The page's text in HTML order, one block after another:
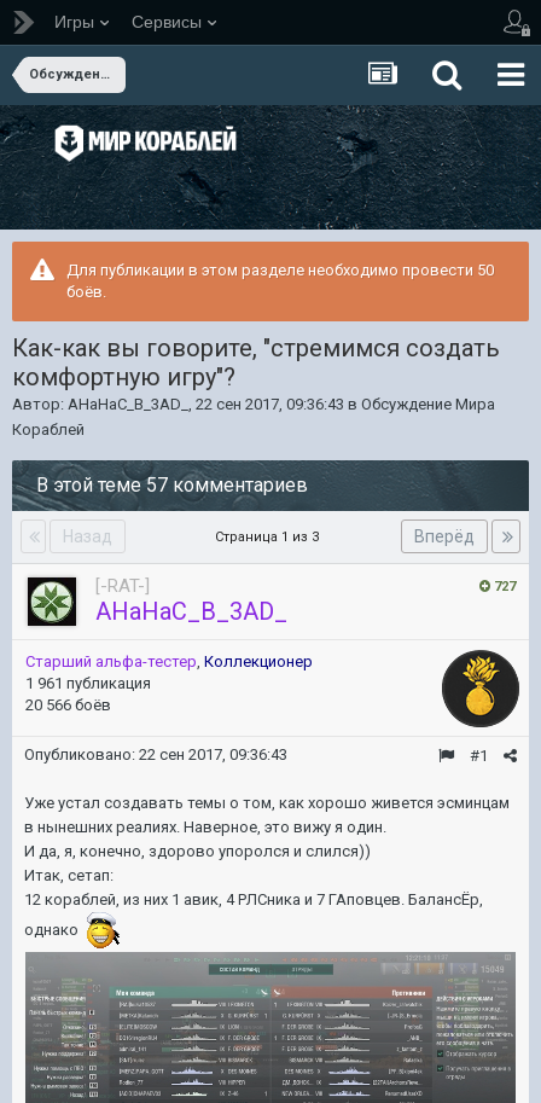
Игры Сервисы
Обсуждение Мира Кораблей
Для публикации в этом разделе необходимо провести 50
боёв.
Как-как вы говорите, "стремимся создать
комфортную игру"?
Автор: AHaHaC_B_3AD_ , 22 сен 2017, 09:36:43 в Обсуждение Мира
Кораблей
В этой теме 57 комментариев
Назад Вперёд
Страница 1 из 3
727
[-RAT-]
AHaHaC_B_3AD_
Старший альфа-тестер, Коллекционер
1 961 публикация
20 566 боёв
#1
Опубликовано: 22 сен 2017, 09:36:43
Уже устал создавать темы о том, как хорошо живется эсминцам
в нынешних реалиях. Наверное, это вижу я один.
И да, я, конечно, здорово упоролся и слился))
Итак, сетап:
12 кораблей, из них 1 авик, 4 РЛСника и 7 ГАповцев. БалансЁр,
однако